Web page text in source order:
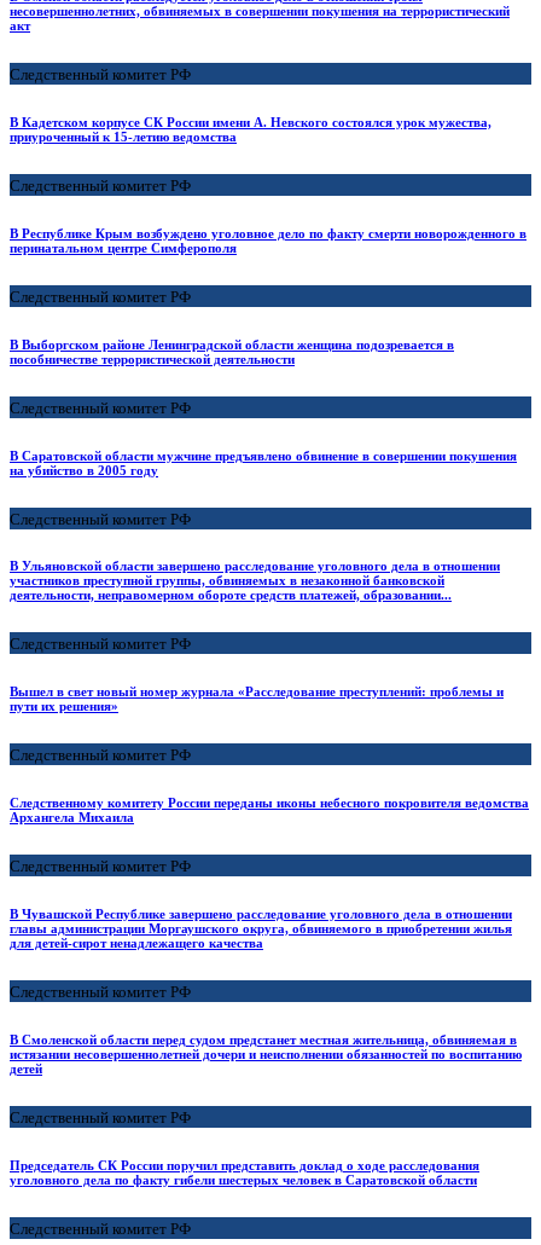
несовершеннолетних, обвиняемых в совершении покушения на террористический
акт
Следственный комитет РФ
В Кадетском корпусе СК России имени А. Невского состоялся урок мужества,
приуроченный к 15-летию ведомства
Следственный комитет РФ
В Республике Крым возбуждено уголовное дело по факту смерти новорожденного в
перинатальном центре Симферополя
Следственный комитет РФ
В Выборгском районе Ленинградской области женщина подозревается в
пособничестве террористической деятельности
Следственный комитет РФ
В Саратовской области мужчине предъявлено обвинение в совершении покушения
на убийство в 2005 году
Следственный комитет РФ
В Ульяновской области завершено расследование уголовного дела в отношении
участников преступной группы, обвиняемых в незаконной банковской
деятельности, неправомерном обороте средств платежей, образовании...
Следственный комитет РФ
Вышел в свет новый номер журнала «Расследование преступлений: проблемы и
пути их решения»
Следственный комитет РФ
Следственному комитету России переданы иконы небесного покровителя ведомства
Архангела Михаила
Следственный комитет РФ
В Чувашской Республике завершено расследование уголовного дела в отношении
главы администрации Моргаушского округа, обвиняемого в приобретении жилья
для детей-сирот ненадлежащего качества
Следственный комитет РФ
В Смоленской области перед судом предстанет местная жительница, обвиняемая в
истязании несовершеннолетней дочери и неисполнении обязанностей по воспитанию
детей
Следственный комитет РФ
Председатель СК России поручил представить доклад о ходе расследования
уголовного дела по факту гибели шестерых человек в Саратовской области
Следственный комитет РФ